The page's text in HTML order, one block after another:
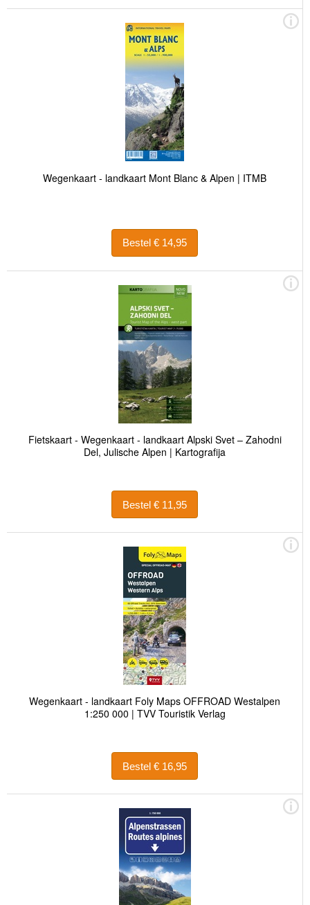
Wegenkaart - landkaart Mont Blanc & Alpen | ITMB
Bestel € 14,95
Fietskaart - Wegenkaart - landkaart Alpski Svet – Zahodni
Del, Julische Alpen | Kartografija
Bestel € 11,95
Wegenkaart - landkaart Foly Maps OFFROAD Westalpen
1:250 000 | TVV Touristik Verlag
Bestel € 16,95